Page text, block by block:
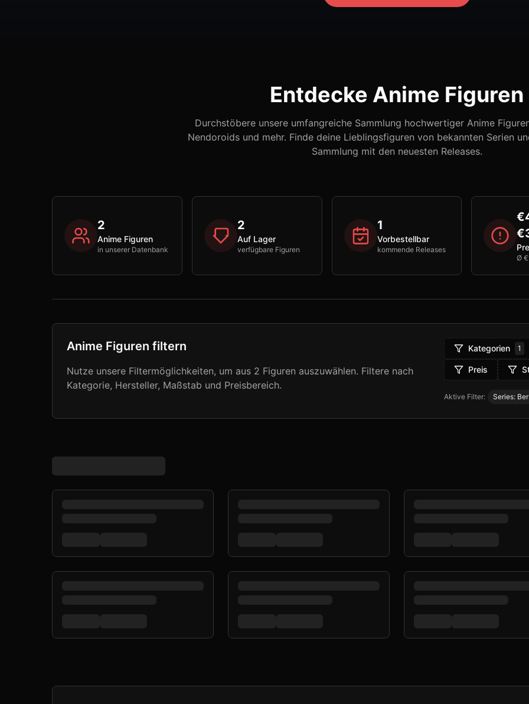
Entdecke Anime Figuren
Durchstöbere unsere umfangreiche Sammlung hochwertiger Anime
Nendoroids und mehr. Finde deine Lieblingsfiguren von bekannten Serien
Sammlung mit den neuesten Releases.
2
Anime Figuren
in unserer Datenbank
2
Auf Lager
verfügbare Figuren
1
Vorbestellbar
kommende Releases
Ø
Anime Figuren filtern
Nutze unsere Filtermöglichkeiten, um aus 2 Figuren auszuwählen. Filtere nach
Kategorie, Hersteller, Maßstab und Preisbereich.
Kategorien 1
Preis
Aktive Filter: Series: